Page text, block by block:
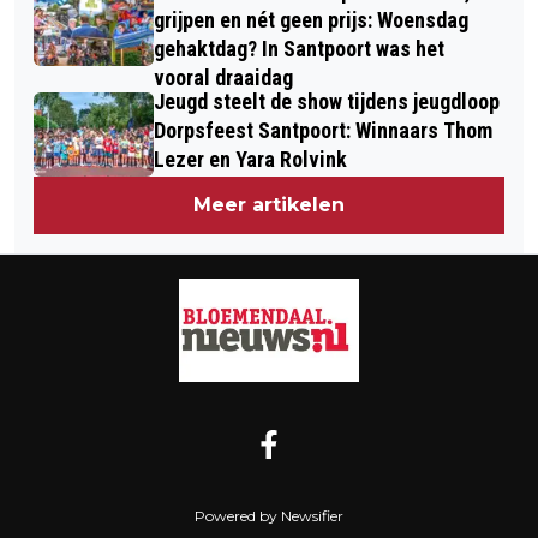
grijpen en nét geen prijs: Woensdag
gehaktdag? In Santpoort was het
vooral draaidag
Jeugd steelt de show tijdens jeugdloop
Dorpsfeest Santpoort: Winnaars Thom
Lezer en Yara Rolvink
Meer artikelen
Powered by Newsifier